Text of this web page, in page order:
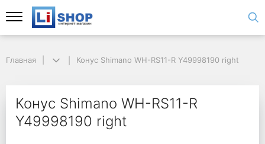
Главная Конус Shimano WH-RS11-R Y49998190 right
Конус Shimano WH-RS11-R
Y49998190 right